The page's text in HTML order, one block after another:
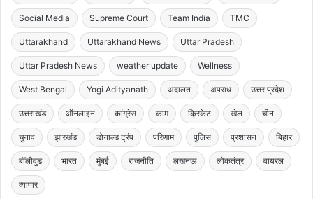
Social Media Supreme Court Team India TMC
Uttarakhand Uttarakhand News Uttar Pradesh
Uttar Pradesh News weather update Wellness
West Bengal Yogi Adityanath अदालत अपराध उत्तर प्रदेश
उत्तराखंड ऑनलाइन कांग्रेस काम क्रिकेट खेल चीन
चुनाव झारखंड डोनाल्ड ट्रंप परिणाम पुलिस प्रशासन बिहार
बॉलीवुड भारत मुंबई राजनीति लखनऊ लोकतंत्र वायरल
व्यापार